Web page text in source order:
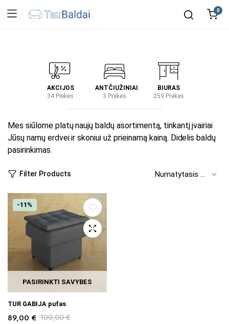
0
AKCIJOS
34 Prekes
ANTČIUŽINIAI
3 Prekes
BIURAS
259 Prekes
Mes siūlome platų naujų baldų asortimentą, tinkantį įvairiai
Jūsų namų erdvei ir skoniui už prieinamą kainą. Didelis baldų
pasirinkimas.
Filter Products
-11%
PASIRINKTI SAVYBES
TUR GABIJA pufas
100,00€
89,00 €